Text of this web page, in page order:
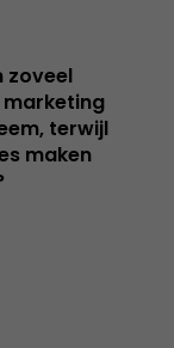
zoveel
terwijl
maken